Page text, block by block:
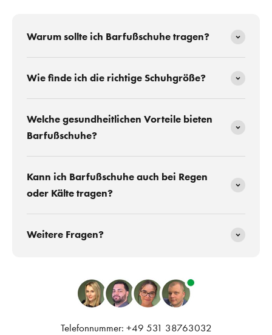
Warum sollte ich Barfußschuhe tragen?
Wie finde ich die richtige Schuhgröße?
Welche gesundheitlichen Vorteile bieten
Barfußschuhe?
Kann ich Barfußschuhe auch bei Regen
oder Kälte tragen?
Weitere Fragen?
Telefonnummer: +49 531 38763032